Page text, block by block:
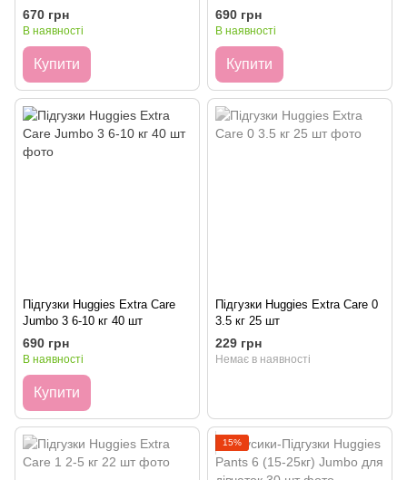
670 грн
В наявності
Купити
690 грн
В наявності
Купити
Підгузки Huggies Extra Care
Jumbo 3 6-10 кг 40 шт
690 грн
В наявності
Купити
Підгузки Huggies Extra Care 0
3.5 кг 25 шт
229 грн
Немає в наявності
15%